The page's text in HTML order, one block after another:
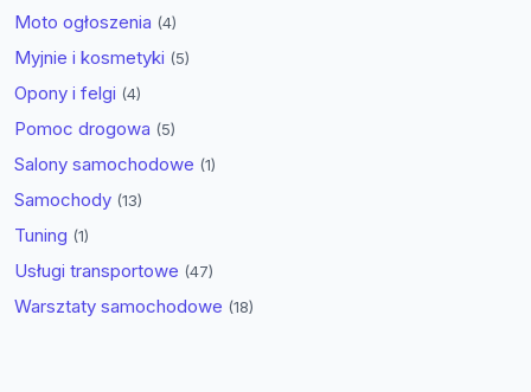
Moto ogłoszenia (4)
Myjnie i kosmetyki (5)
Opony i felgi (4)
Pomoc drogowa (5)
Salony samochodowe (1)
Samochody (13)
Tuning (1)
Usługi transportowe (47)
Warsztaty samochodowe (18)